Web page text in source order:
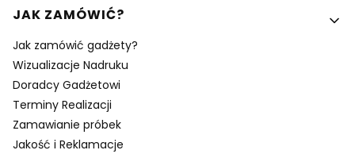
Linki w stopce
JAK ZAMÓWIĆ?
Jak zamówić gadżety?
Wizualizacje Nadruku
Doradcy Gadżetowi
Terminy Realizacji
Zamawianie próbek
Jakość i Reklamacje